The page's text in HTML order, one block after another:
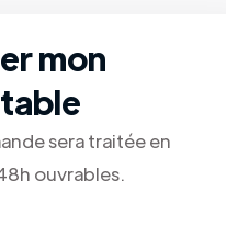
mon
sera traitée en
ouvrables.